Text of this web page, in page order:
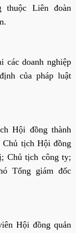
thuộc Liên đoàn
các doanh nghiệp
của pháp luật
Hội đồng thành
Chủ tịch Hội đồng
Chủ tịch công ty;
Tổng giám đốc
Hội đồng quản